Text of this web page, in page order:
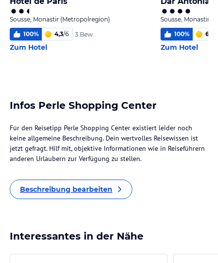
Sousse, Monastir (Metropolregion)
100% 4,3/6 3 Bew.
Zum Hotel
Sousse, Monastir
100% 6
Zum Hotel
Infos Perle Shopping Center
Für den Reisetipp Perle Shopping Center existiert leider noch
keine allgemeine Beschreibung. Dein wertvolles Reisewissen ist
jetzt gefragt. Hilf mit, objektive Informationen wie in Reiseführern
anderen Urlaubern zur Verfügung zu stellen.
Beschreibung bearbeiten
Interessantes in der Nähe